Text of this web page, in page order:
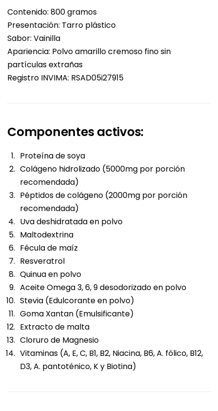
Contenido: 800 gramos
Presentación: Tarro plástico
Sabor: Vainilla
Apariencia: Polvo amarillo cremoso fino sin
partículas extrañas
Registro INVIMA: RSAD05i27915
Componentes activos:
Proteína de soya
Colágeno hidrolizado (5000mg por porción
recomendada)
Péptidos de colágeno (2000mg por porción
recomendada)
Uva deshidratada en polvo
Maltodextrina
Fécula de maíz
Resveratrol
Quinua en polvo
Aceite Omega 3, 6, 9 desodorizado en polvo
Stevia (Edulcorante en polvo)
Goma Xantan (Emulsificante)
Extracto de malta
Cloruro de Magnesio
Vitaminas (A, E, C, B1, B2, Niacina, B6, A. fólico, B12,
D3, A. pantoténico, K y Biotina)